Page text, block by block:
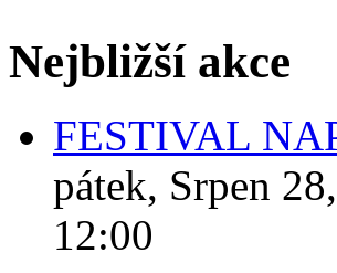
Nejbližší akce
FESTIVAL
pátek, Srpen
12:00